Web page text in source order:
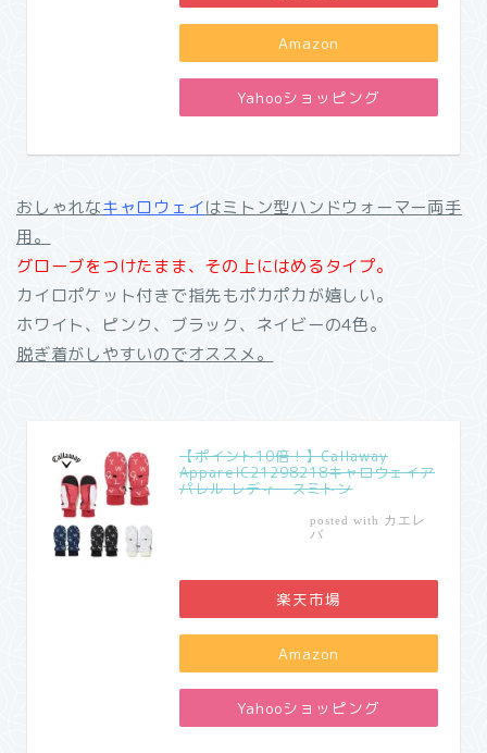
Amazon
Yahooショッピング
おしゃれなキャロウェイはミトン型ハンドウォーマー両手
用。
グローブをつけたまま、その上にはめるタイプ。
カイロポケット付きで指先もポカポカが嬉しい。
ホワイト、ピンク、ブラック、ネイビーの4色。
脱ぎ着がしやすいのでオススメ。
【ポイント10倍！】Callaway
ApparelC21298218キャロウェイア
パレル レディースミトン
posted with カエレ
バ
楽天市場
Amazon
Yahooショッピング